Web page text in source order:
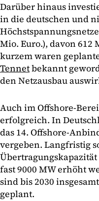
Darüber hinaus
in die deutschen und
Mio. Euro.), davon 612
kurzem waren
Tennetbekannt
den Netzausbau
Auch im Offshore-
erfolgreich. In
das 14. Offshore-
vergeben. Langfristig
Übertragungskapazität
fast 9000 MW erhöht
sind bis 2030
geplant.